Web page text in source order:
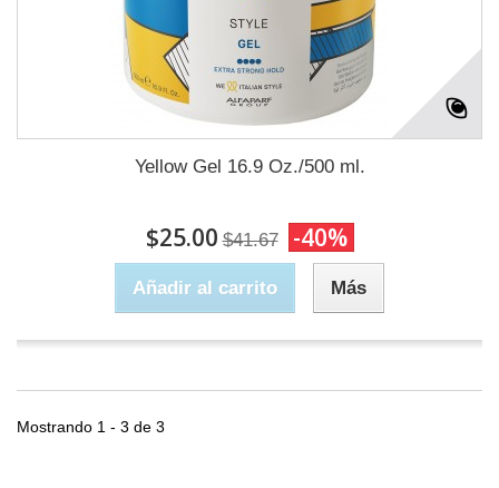
Yellow Gel 16.9 Oz./500 ml.
$25.00 $41.67 -40%
Añadir al carrito Más
Mostrando 1 - 3 de 3